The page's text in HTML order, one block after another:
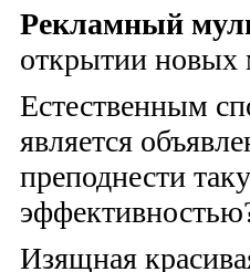
Рекламный
открытии новых
Естественным
является
преподнести
Изящная